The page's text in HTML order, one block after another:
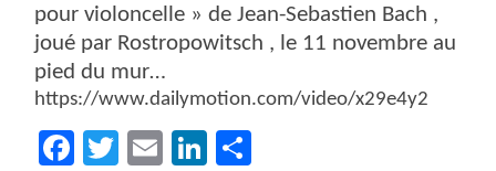
pour violoncelle » de Jean-Sebastien Bach ,
joué par Rostropowitsch , le 11 novembre au
pied du mur…
https://www.dailymotion.com/video/x29e4y2
Facebook
Twitter
EmailLinkedIn